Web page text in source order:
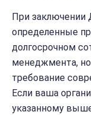
При заключении
определенные
долгосрочном
менеджмента,
требование
Если ваша
указанному